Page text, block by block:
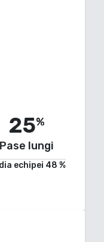
25%
Pase lungi
echipei 48 %